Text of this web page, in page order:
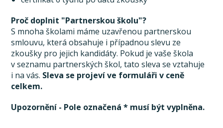
Proč doplnit "Partnerskou školu"?
S mnoha školami máme uzavřenou partnerskou
smlouvu, která obsahuje i případnou slevu ze
zkoušky pro jejich kandidáty. Pokud je vaše škola
v seznamu partnerských škol, tato sleva se vztahuje
i na vás. Sleva se projeví ve formuláři v ceně
celkem.
Upozornění - Pole označená * musí být vyplněna.